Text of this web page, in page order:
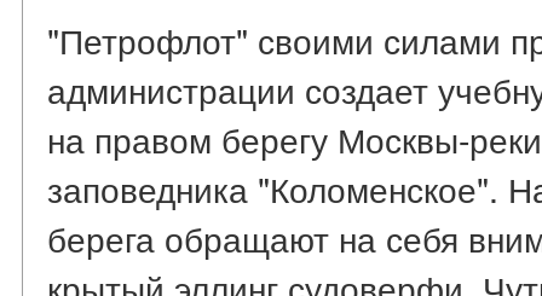
"Петрофлот" своими силами
администрации создает
на правом берегу Москвы-
заповедника "Коломенское".
берега обращают на себя